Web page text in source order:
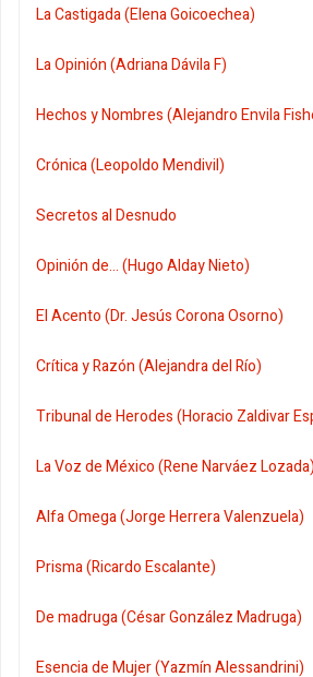
La Castigada (Elena Goicoechea)
La Opinión (Adriana Dávila F)
Hechos y Nombres (Alejandro Envila
Crónica (Leopoldo Mendivil)
Secretos al Desnudo
Opinión de... (Hugo Alday Nieto)
El Acento (Dr. Jesús Corona Osorno)
Crítica y Razón (Alejandra del Río)
Tribunal de Herodes (Horacio Zaldivar
La Voz de México (Rene Narváez Lozada)
Alfa Omega (Jorge Herrera Valenzuela)
Prisma (Ricardo Escalante)
De madruga (César González Madruga)
Esencia de Mujer (Yazmín Alessandrini)